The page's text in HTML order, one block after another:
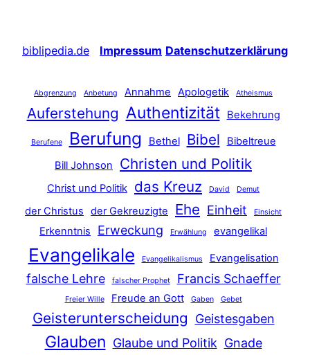
biblipedia.de Impressum Datenschutzerklärung
Abgrenzung Anbetung Annahme Apologetik Atheismus
Auferstehung Authentizität Bekehrung
Berufene Berufung Bethel Bibel
Bibeltreue
Bill Johnson
Christen und Politik
Christ und Politik das Kreuz David Demut
der Christus der Gekreuzigte Ehe Einheit Einsicht
Erkenntnis Erweckung Erwählung evangelikal
Evangelikale Evangelikalismus Evangelisation
falsche Lehre falscher Prophet Francis Schaeffer
Freier Wille Freude an Gott Gaben Gebet
Geisterunterscheidung Geistesgaben
Glauben Glaube und Politik Gnade